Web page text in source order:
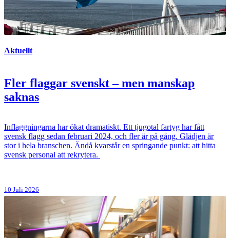
Aktuellt
Fler flaggar svenskt – men manskap
saknas
Inflaggningarna har ökat dramatiskt. Ett tjugotal fartyg har fått
svensk flagg sedan februari 2024, och fler är på gång. Glädjen är
stor i hela branschen. Ändå kvarstår en springande punkt: att hitta
svensk personal att rekrytera.
10 Juli 2026